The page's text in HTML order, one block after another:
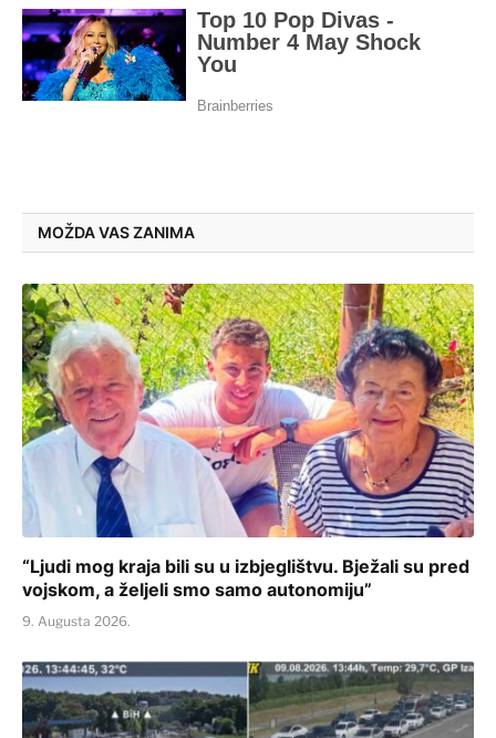
MOŽDA VAS ZANIMA
“Ljudi mog kraja bili su u izbjeglištvu. Bježali su pred
vojskom, a željeli smo samo autonomiju”
9. Augusta 2026.